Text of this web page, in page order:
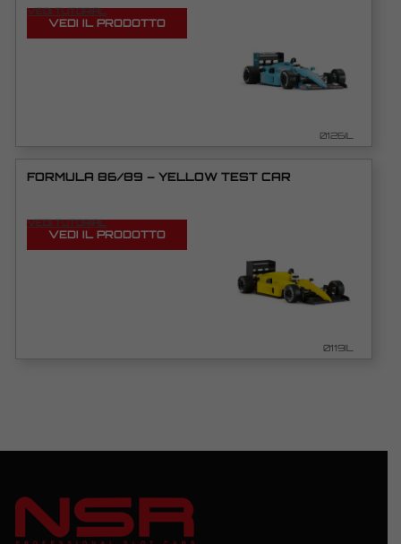
VEDI TUTORIAL
VEDI IL PRODOTTO
0126IL
FORMULA 86/89 – YELLOW TEST CAR
VEDI TUTORIAL
VEDI IL PRODOTTO
0119IL